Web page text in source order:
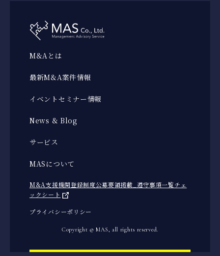
M&Aとは
最新M&A案件情報
イベントセミナー情報
News & Blog
サービス
MASについて
M&A支援機関登録制度公募要領掲載_遵守事項一覧チェ
ックシート
プライバシーポリシー
Copyright © MAS, all rights reserved.